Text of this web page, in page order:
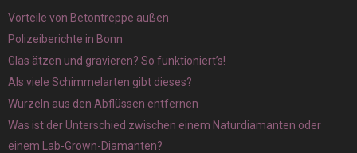
Vorteile von Betontreppe außen
Polizeiberichte in Bonn
Glas ätzen und gravieren? So funktioniert’s!
Als viele Schimmelarten gibt dieses?
Wurzeln aus den Abflüssen entfernen
Was ist der Unterschied zwischen einem Naturdiamanten oder
einem Lab-Grown-Diamanten?